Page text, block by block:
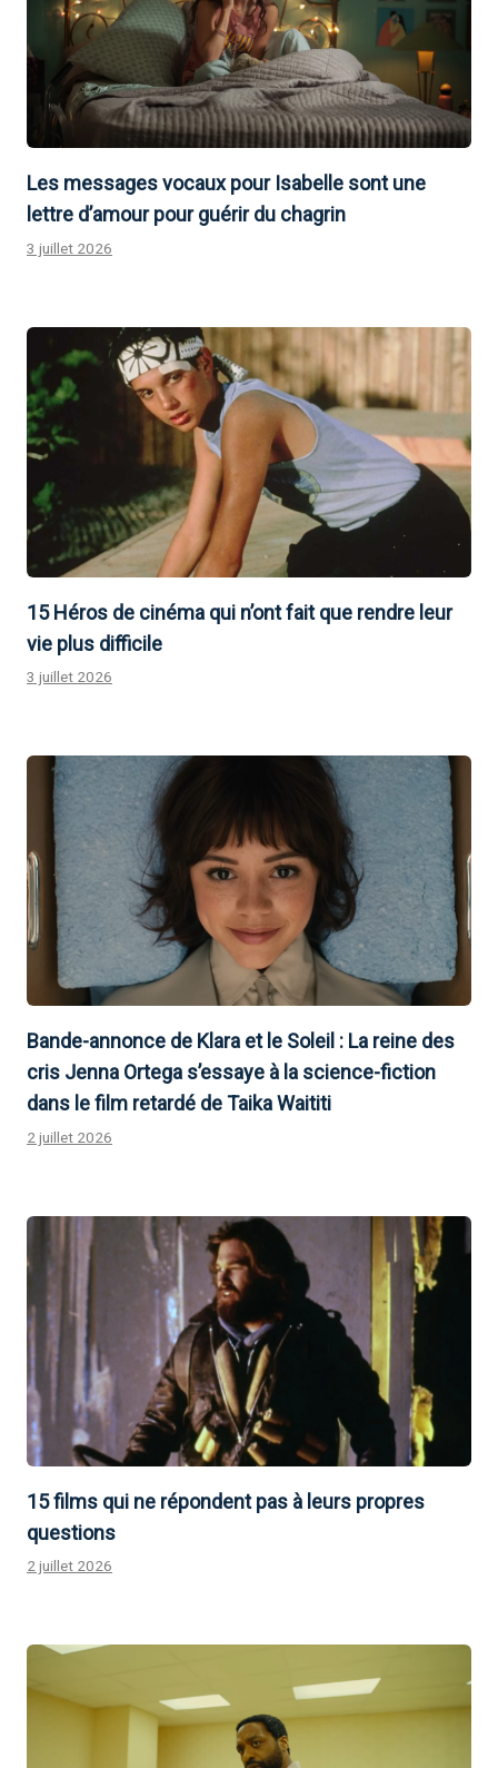
Les messages vocaux pour Isabelle sont une
lettre d’amour pour guérir du chagrin
3 juillet 2026
15 Héros de cinéma qui n’ont fait que rendre leur
vie plus difficile
3 juillet 2026
Bande-annonce de Klara et le Soleil : La reine des
cris Jenna Ortega s’essaye à la science-fiction
dans le film retardé de Taika Waititi
2 juillet 2026
15 films qui ne répondent pas à leurs propres
questions
2 juillet 2026